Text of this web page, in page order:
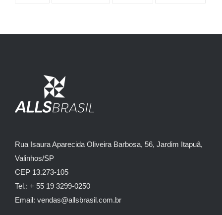
Rua Isaura Aparecida Oliveira Barbosa, 56, Jardim Itapuã,
Valinhos/SP
CEP 13.273-105
Tel.: + 55 19 3299-0250
Email: vendas@allsbrasil.com.br